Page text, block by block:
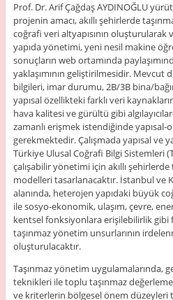
Prof. Dr. Arif Çağdaş AYDINOĞLU
projenin amacı, akıllı şehirlerde
coğrafi veri altyapısının oluşturularak
yapıda yönetimi, yeni nesil makine
sonuçların web ortamında
yaklaşımının geliştirilmesidir.
bilgileri, imar durumu, 2B/3B bina/
yapısal özellikteki farklı veri
hava kalitesi ve gürültü gibi
zamanlı erişmek istendiğinde
gerekmektedir. Çalışmada yapısal ve
Türkiye Ulusal Coğrafi Bilgi Sistemleri
çalışabilir yönetimi için akıllı
modelleri tasarlanacaktır. İstanbul ve
alanında, heterojen yapıdaki büyük
ile sosyo-ekonomik, ulaşım, çevre,
kentsel fonksiyonlara erişilebilirlik gibi
taşınmaz yönetim unsurlarının
oluşturulacaktır.
Taşınmaz yönetim uygulamalarında,
teknikleri ile toplu taşınmaz
ve kriterlerin bölgesel önem düzeyleri